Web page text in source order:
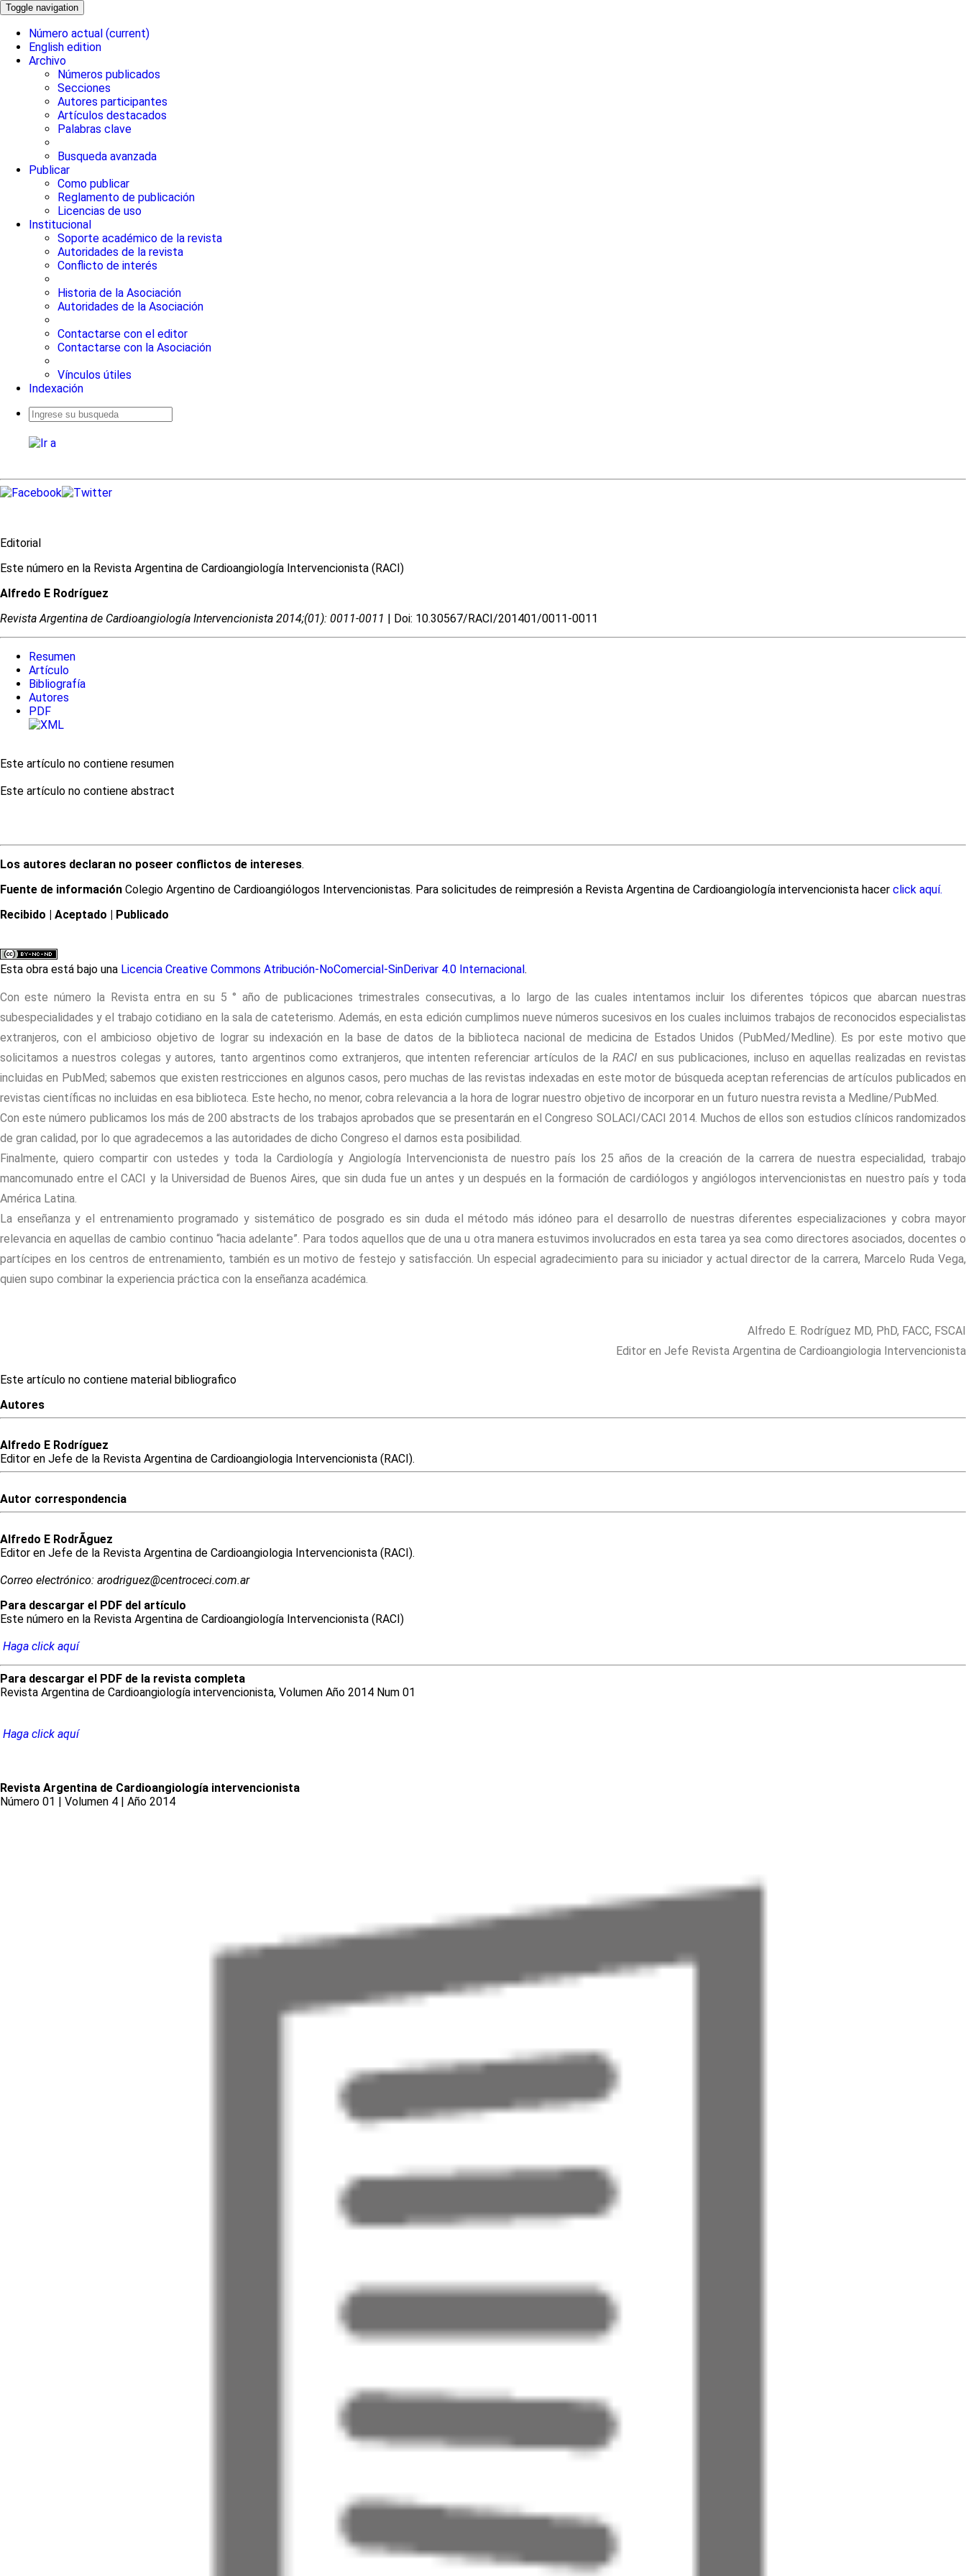
Toggle navigation
Número actual (current)
English edition
Archivo
Números publicados
Secciones
Autores participantes
Artículos destacados
Palabras clave
Busqueda avanzada
Publicar
Como publicar
Reglamento de publicación
Licencias de uso
Institucional
Soporte académico de la revista
Autoridades de la revista
Conflicto de interés
Historia de la Asociación
Autoridades de la Asociación
Contactarse con el editor
Contactarse con la Asociación
Vínculos útiles
Indexación
Editorial
Este número en la Revista Argentina de Cardioangiología Intervencionista (RACI)
Alfredo E Rodríguez
Revista Argentina de Cardioangiologí­a Intervencionista 2014;(01): 0011-0011 | Doi: 10.30567/RACI/201401/0011-0011
Resumen
Artículo
Bibliografía
Autores
PDF
Este artículo no contiene resumen
Este artículo no contiene abstract
Los autores declaran no poseer conflictos de intereses.
Fuente de información Colegio Argentino de Cardioangiólogos Intervencionistas. Para solicitudes de reimpresión a Revista Argentina de Cardioangiología intervencionista hacer click aquí.
Recibido | Aceptado | Publicado
Esta obra está bajo una Licencia Creative Commons Atribución-NoComercial-SinDerivar 4.0 Internacional.
Con este número la Revista entra en su 5 ° año de publicaciones trimestrales consecutivas, a lo largo de las cuales intentamos incluir los diferentes tópicos que abarcan nuestras
subespecialidades y el trabajo cotidiano en la sala de cateterismo. Además, en esta edición cumplimos nueve números sucesivos en los cuales incluimos trabajos de reconocidos especialistas
extranjeros, con el ambicioso objetivo de lograr su indexación en la base de datos de la biblioteca nacional de medicina de Estados Unidos (PubMed/Medline). Es por este motivo que
solicitamos a nuestros colegas y autores, tanto argentinos como extranjeros, que intenten referenciar artículos de la RACIen sus publicaciones, incluso en aquellas realizadas en revistas
incluidas en PubMed; sabemos que existen restricciones en algunos casos, pero muchas de las revistas indexadas en este motor de búsqueda aceptan referencias de artículos publicados en
revistas científicas no incluidas en esa biblioteca. Este hecho, no menor, cobra relevancia a la hora de lograr nuestro objetivo de incorporar en un futuro nuestra revista a Medline/PubMed.
Con este número publicamos los más de 200 abstracts de los trabajos aprobados que se presentarán en el Congreso SOLACI/CACI 2014. Muchos de ellos son estudios clínicos randomizados
de gran calidad, por lo que agradecemos a las autoridades de dicho Congreso el darnos esta posibilidad.
Finalmente, quiero compartir con ustedes y toda la Cardiología y Angiología Intervencionista de nuestro país los 25 años de la creación de la carrera de nuestra especialidad, trabajo
mancomunado entre el CACI y la Universidad de Buenos Aires, que sin duda fue un antes y un después en la formación de cardiólogos y angiólogos intervencionistas en nuestro país y toda
América Latina.
La enseñanza y el entrenamiento programado y sistemático de posgrado es sin duda el método más idóneo para el desarrollo de nuestras diferentes especializaciones y cobra mayor
relevancia en aquellas de cambio continuo “hacia adelante”. Para todos aquellos que de una u otra manera estuvimos involucrados en esta tarea ya sea como directores asociados, docentes o
partícipes en los centros de entrenamiento, también es un motivo de festejo y satisfacción. Un especial agradecimiento para su iniciador y actual director de la carrera, Marcelo Ruda Vega,
quien supo combinar la experiencia práctica con la enseñanza académica.
Alfredo E. Rodríguez MD, PhD, FACC, FSCAI
Editor en Jefe Revista Argentina de Cardioangiologia Intervencionista
Este artículo no contiene material bibliografico
Autores
Alfredo E Rodríguez
Editor en Jefe de la Revista Argentina de Cardioangiologia Intervencionista (RACI).
Autor correspondencia
Alfredo E RodrÃ­guez
Editor en Jefe de la Revista Argentina de Cardioangiologia Intervencionista (RACI).
Correo electrónico: arodriguez@centroceci.com.ar
Para descargar el PDF del artículo
Este número en la Revista Argentina de Cardioangiología Intervencionista (RACI)
Haga click aquí
Para descargar el PDF de la revista completa
Revista Argentina de Cardioangiología intervencionista, Volumen Año 2014 Num 01
Haga click aquí
Revista Argentina de Cardioangiología intervencionista
Número 01 | Volumen 4 | Año 2014